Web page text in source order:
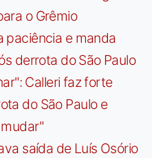
o Grêmio
paciência e manda
derrota do São Paulo
Calleri faz forte
do São Paulo e
saída de Luís Osório